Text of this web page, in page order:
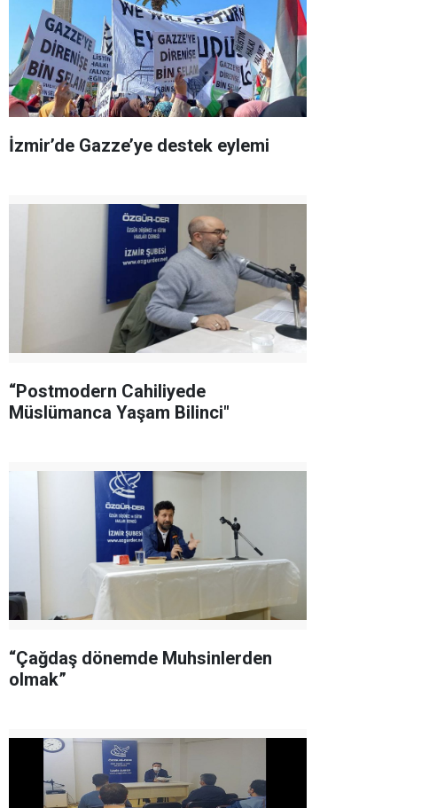
İzmir’de Gazze’ye destek eylemi
“Postmodern Cahiliyede
Müslümanca Yaşam Bilinci"
“Çağdaş dönemde Muhsinlerden
olmak”